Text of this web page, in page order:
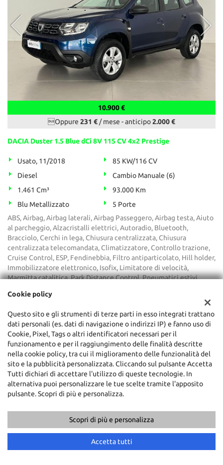
10.900 €
Oppure 231 €/ mese -anticipo2.000 €
DACIA Duster 1.5 Blue dCi 8V 115 CV 4x2 Prestige
Usato, 11/2018
85 KW/116 CV
Diesel
Cambio Manuale (6)
1.461 Cm³
93.000 Km
Blu Metallizzato
5 Porte
ABS, Airbag, Airbag laterali, Airbag Passeggero, Airbag testa, Aiuto
al parcheggio, Alzacristalli elettrici, Autoradio, Bluetooth,
Bracciolo, Cerchi in lega, Chiusura centralizzata, Chiusura
centralizzata telecomandata, Climatizzatore, Controllo trazione,
Cruise Control, ESP, Fendinebbia, Filtro antiparticolato, Hill holder,
Immobilizzatore elettronico, Isofix, Limitatore di velocità,
Marmitta catalitica, Park Distance Control, Pneumatici estivi,
sdoppiato, Sensori di parcheggio posteriori, Servosterzo,
Automatico, Touch screen, USB, Vetri oscurati, Vivavoce, Volante
multifunzione
Cookie policy
Questo sito e gli strumenti di terze parti in esso integrati trattano
dati personali (es. dati di navigazione o indirizzi IP) e fanno uso di
Cookie, Pixel, Tags o altri identificatori necessari per il
funzionamento e per il raggiungimento delle finalità descritte
nella cookie policy, tra cui il miglioramento delle funzionalità del
sito e la pubblicità personalizzata. Cliccando sul pulsante Accetta
Tutti dichiari di accettare l'utilizzo di queste tecnologie. In
alternativa puoi personalizzare le tue scelte tramite l'apposito
pulsante. Scopri di più e personalizza.
Scopri di più e personalizza
Accetta tutti